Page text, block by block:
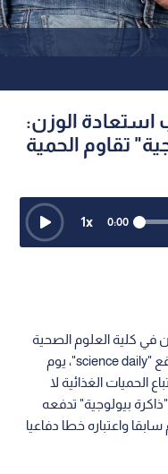
الوزن:
تقاوم الحمية
0:00
1x
في كلية العلوم الصحية
والطبية بجامعة كوبنهاجن، ونشرها موقع "science daily"، يوم
الحميات الغذائية لا
بيولوجية" تدفعه
واعتباره خطا دفاعيا